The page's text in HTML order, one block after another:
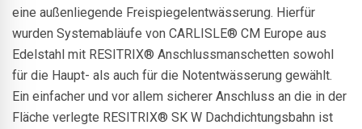
eine außenliegende Freispiegelentwässerung. Hierfür
wurden Systemabläufe von CARLISLE® CM Europe aus
Edelstahl mit RESITRIX® Anschlussmanschetten sowohl
für die Haupt- als auch für die Notentwässerung gewählt.
Ein einfacher und vor allem sicherer Anschluss an die in der
Fläche verlegte RESITRIX® SK W Dachdichtungsbahn ist